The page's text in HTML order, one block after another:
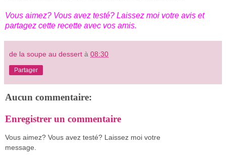
Vous aimez? Vous avez testé? Laissez moi votre avis et
partagez cette recette avec vos amis.
de la soupe au dessert à 08:30
Partager
Aucun commentaire:
Enregistrer un commentaire
Vous aimez? Vous avez testé? Laissez moi votre
message.